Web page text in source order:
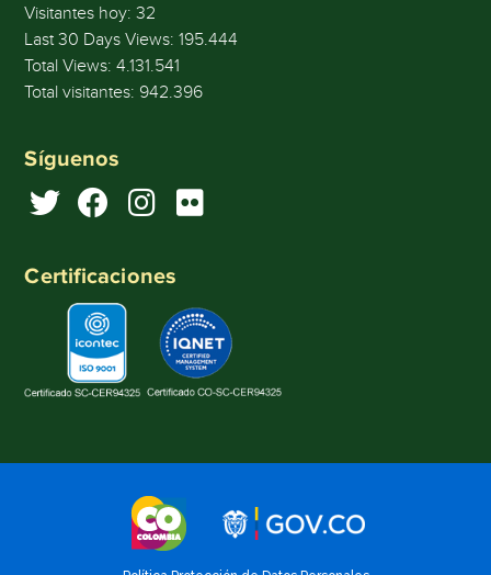
Visitantes hoy:32
Last 30 Days Views:195.444
Total Views:4.131.541
Total visitantes: 942.396
Síguenos
Certificaciones